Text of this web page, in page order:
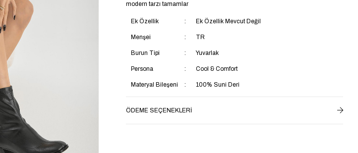
modern tarzı tamamlar
Ek Özellik Ek Özellik Mevcut Değil
Menşei TR
Burun Tipi Yuvarlak
Persona Cool & Comfort
Materyal Bileşeni 100% Suni Deri
ÖDEME SEÇENEKLERI